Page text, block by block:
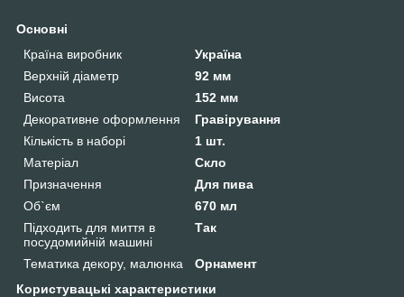
Основні
Країна виробник
Україна
Верхній діаметр
92 мм
Висота
152 мм
Декоративне оформлення
Гравірування
Кількість в наборі
1 шт.
Матеріал
Скло
Призначення
Для пива
Об`єм
670 мл
Підходить для миття в
посудомийній машині
Так
Тематика декору, малюнка
Орнамент
Користувацькі характеристики